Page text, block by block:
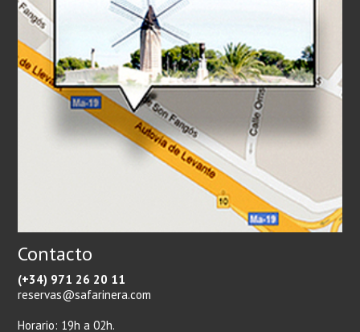
Contacto
(+34) 971 26 20 11
reservas@safarinera.com
Horario: 19h a 02h.